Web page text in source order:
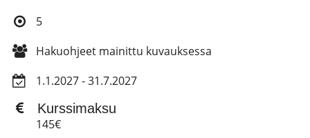
5
Hakuohjeet mainittu kuvauksessa
1.1.2027 - 31.7.2027
Kurssimaksu
145€